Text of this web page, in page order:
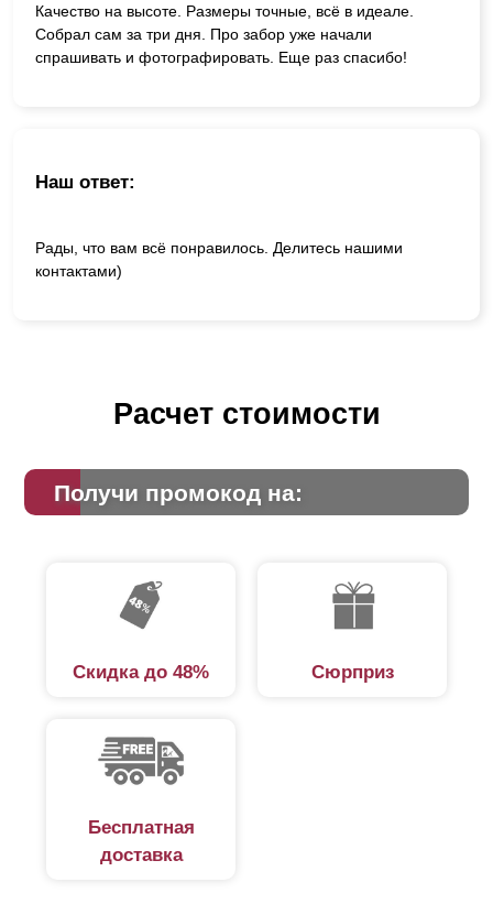
Качество на высоте. Размеры точные, всё в идеале.
Собрал сам за три дня. Про забор уже начали
спрашивать и фотографировать. Еще раз спасибо!
Наш ответ:
Рады, что вам всё понравилось. Делитесь нашими
контактами)
Расчет стоимости
Получи промокод на:
Скидка до 48% Сюрприз
Бесплатная
доставка